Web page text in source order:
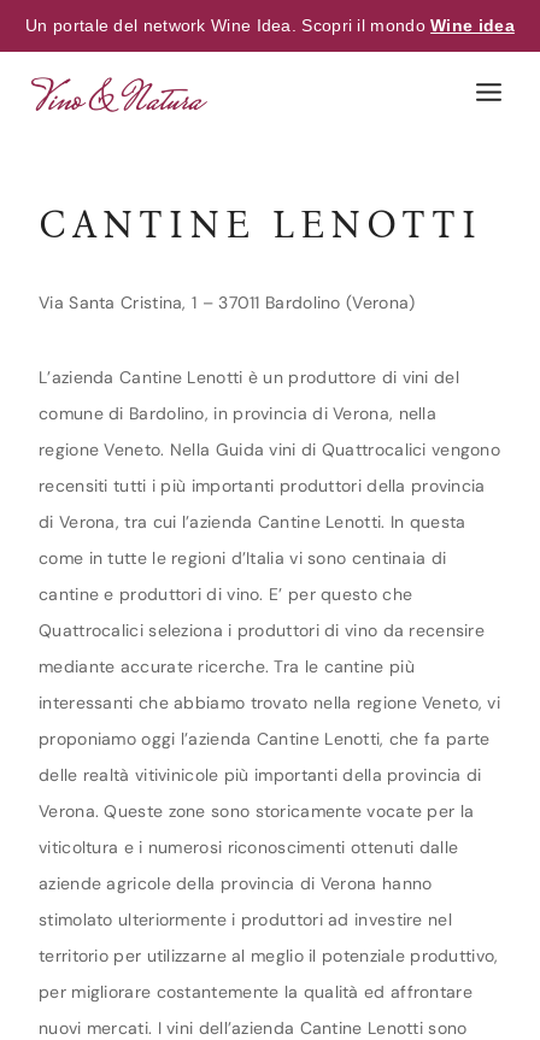
Un portale del network Wine Idea. Scopri il mondoWine idea
CANTINE LENOTTI
Via Santa Cristina, 1 – 37011 Bardolino (Verona)
L’azienda Cantine Lenotti è un produttore di vini del
comune di Bardolino, in provincia di Verona, nella
regione Veneto. Nella Guida vini di Quattrocalici vengono
recensiti tutti i più importanti produttori della provincia
di Verona, tra cui l’azienda Cantine Lenotti. In questa
come in tutte le regioni d’Italia vi sono centinaia di
cantine e produttori di vino. E’ per questo che
Quattrocalici seleziona i produttori di vino da recensire
mediante accurate ricerche. Tra le cantine più
interessanti che abbiamo trovato nella regione Veneto, vi
proponiamo oggi l’azienda Cantine Lenotti, che fa parte
delle realtà vitivinicole più importanti della provincia di
Verona. Queste zone sono storicamente vocate per la
viticoltura e i numerosi riconoscimenti ottenuti dalle
aziende agricole della provincia di Verona hanno
stimolato ulteriormente i produttori ad investire nel
territorio per utilizzarne al meglio il potenziale produttivo,
per migliorare costantemente la qualità ed affrontare
nuovi mercati. I vini dell’azienda Cantine Lenotti sono